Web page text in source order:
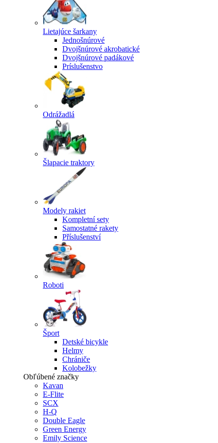
Lietajúce šarkany
Jednošnúrové
Dvojšnúrové akrobatické
Dvojšnúrové padákové
Príslušenstvo
Odrážadlá
Šlapacie traktory
Modely rakiet
Kompletní sety
Samostatné rakety
Příslušenství
Roboti
Šport
Detské bicykle
Helmy
Chrániče
Kolobežky
Obľúbené značky
Kavan
E-Flite
SCX
H-Q
Double Eagle
Green Energy
Emily Science